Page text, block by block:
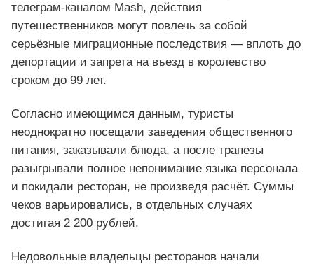
телеграм-каналом Mash, действия
путешественников могут повлечь за собой
серьёзные миграционные последствия — вплоть до
депортации и запрета на въезд в королевство
сроком до 99 лет.
Согласно имеющимся данным, туристы
неоднократно посещали заведения общественного
питания, заказывали блюда, а после трапезы
разыгрывали полное непонимание языка персонала
и покидали ресторан, не произведя расчёт. Суммы
чеков варьировались, в отдельных случаях
достигая 2 200 рублей.
Недовольные владельцы ресторанов начали